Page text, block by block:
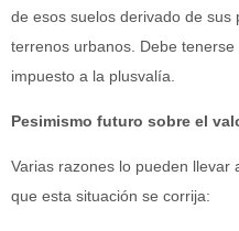
de esos suelos derivado de sus
terrenos urbanos. Debe
impuesto a la plusvalía.
Pesimismo futuro sobre el
Varias razones lo pueden
que esta situación se corrija: